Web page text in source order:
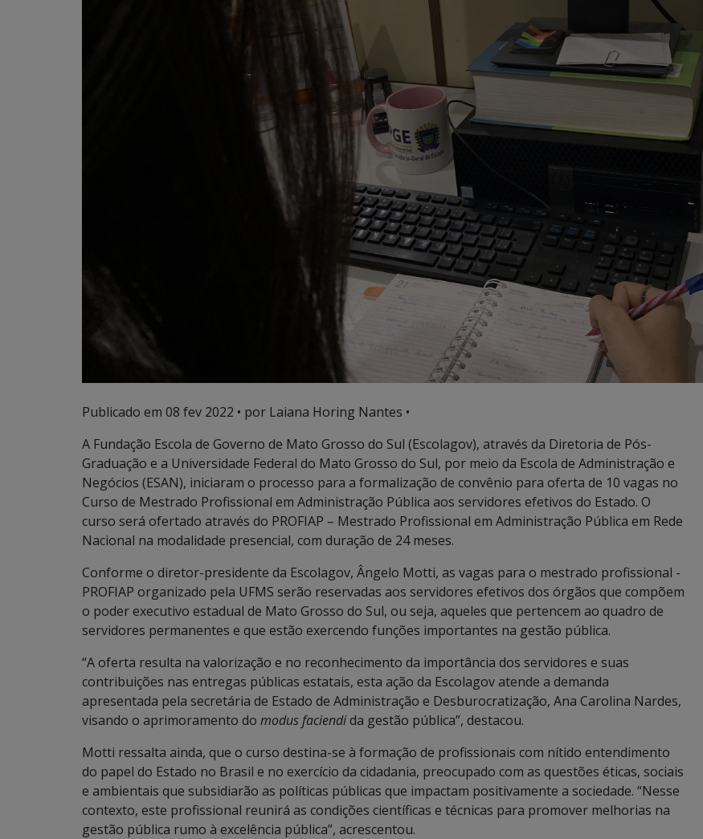
Publicado em 08 fev 2022 • por Laiana Horing Nantes •
A Fundação Escola de Governo de Mato Grosso do Sul (Escolagov), através da Diretoria de Pós-
Graduação e a Universidade Federal do Mato Grosso do Sul, por meio da Escola de Administração e
Negócios (ESAN), iniciaram o processo para a formalização de convênio para oferta de 10 vagas no
Curso de Mestrado Profissional em Administração Pública aos servidores efetivos do Estado. O
curso será ofertado através do PROFIAP – Mestrado Profissional em Administração Pública em Rede
Nacional na modalidade presencial, com duração de 24 meses.
Conforme o diretor-presidente da Escolagov, Ângelo Motti, as vagas para o mestrado profissional -
PROFIAP organizado pela UFMS serão reservadas aos servidores efetivos dos órgãos que compõem
o poder executivo estadual de Mato Grosso do Sul, ou seja, aqueles que pertencem ao quadro de
servidores permanentes e que estão exercendo funções importantes na gestão pública.
“A oferta resulta na valorização e no reconhecimento da importância dos servidores e suas
contribuições nas entregas públicas estatais, esta ação da Escolagov atende a demanda
apresentada pela secretária de Estado de Administração e Desburocratização, Ana Carolina Nardes,
visando o aprimoramento do modus faciendida gestão pública”, destacou.
Motti ressalta ainda, que o curso destina-se à formação de profissionais com nítido entendimento
do papel do Estado no Brasil e no exercício da cidadania, preocupado com as questões éticas, sociais
e ambientais que subsidiarão as políticas públicas que impactam positivamente a sociedade. “Nesse
contexto, este profissional reunirá as condições científicas e técnicas para promover melhorias na
gestão pública rumo à excelência pública”, acrescentou.